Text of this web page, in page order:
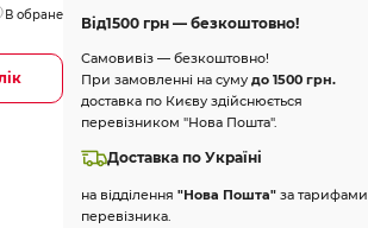
В обране Від1500 грн — безкоштовно!
Самовивіз — безкоштовно!
При замовленні на сумудо 1500 грн.
доставка по Києву здійснюється
перевізником "Нова Пошта".
Доставка по Україні
на відділення"Нова Пошта"за тарифами
перевізника.